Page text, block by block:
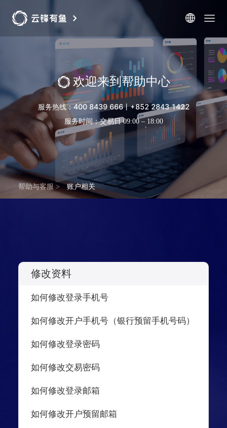
云锋金融官网 万通保险官网
简体
繁體
欢迎来到帮助中心
服务热线：400 8439 666丨+852 2843 1422
服务时间：交易日09:00 – 18:00
帮助与客服> 账户相关
修改资料
如何修改登录手机号
如何修改开户手机号（银行预留手机号码）
如何修改登录密码
如何修改交易密码
如何修改登录邮箱
如何修改开户预留邮箱